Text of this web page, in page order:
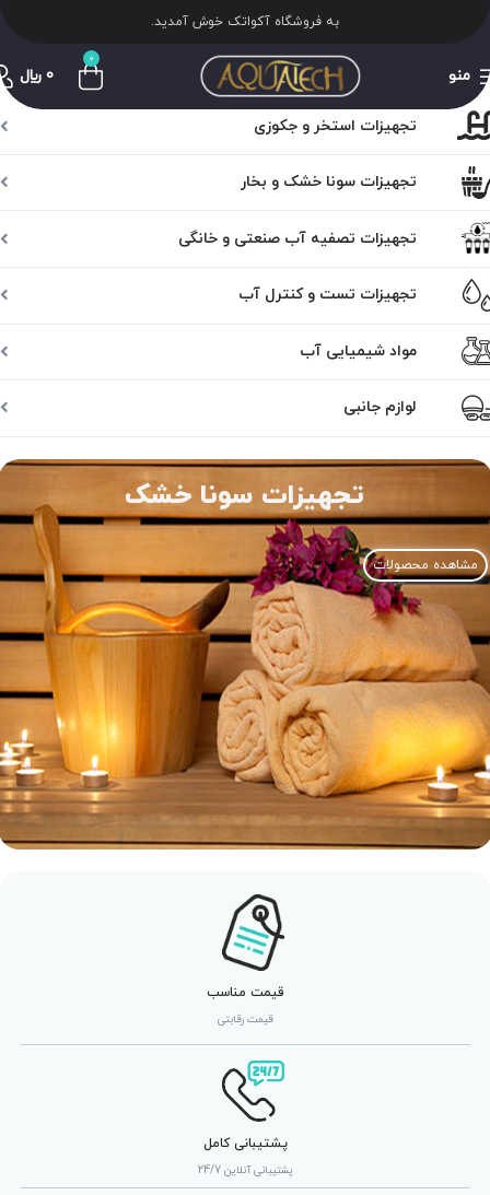
به فروشگاه آکواتک خوش آمدید.
منو
0
0 ﷼
تجهیزات استخر و جکوزی
تجهیزات سونا خشک و بخار
تجهیزات تصفیه آب صنعتی و خانگی
تجهیزات تست و کنترل آب
مواد شیمیایی آب
لوازم جانبی
تجهیزات سونا خشک
مشاهده محصولات
قیمت مناسب
قیمت رقابتی
پشتیبانی کامل
پشتیبانی آنلاین 24/7